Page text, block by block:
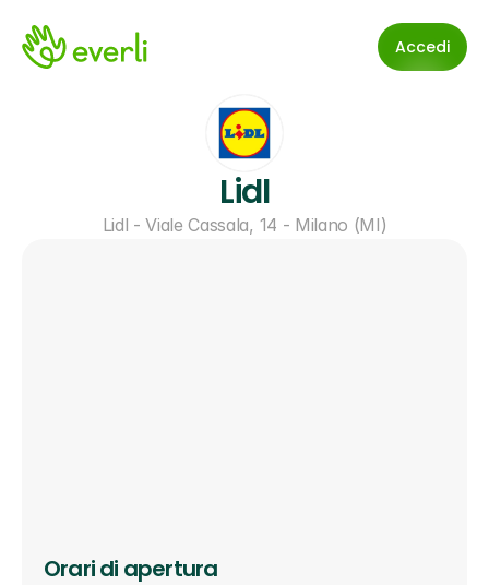
Accedi
Lidl
Lidl - Viale Cassala, 14 - Milano (MI)
Orari di apertura